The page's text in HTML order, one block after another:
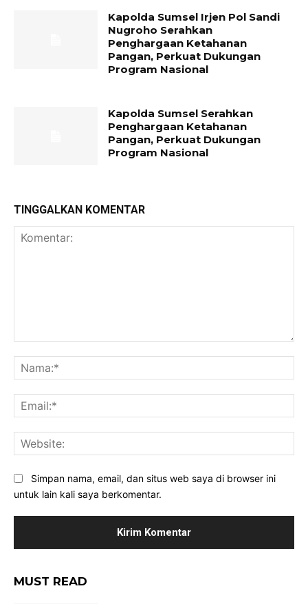
Kapolda Sumsel Irjen Pol Sandi
Nugroho Serahkan
Penghargaan Ketahanan
Pangan, Perkuat Dukungan
Program Nasional
Kapolda Sumsel Serahkan
Penghargaan Ketahanan
Pangan, Perkuat Dukungan
Program Nasional
TINGGALKAN KOMENTAR
Simpan nama, email, dan situs web saya di browser ini
untuk lain kali saya berkomentar.
MUST READ